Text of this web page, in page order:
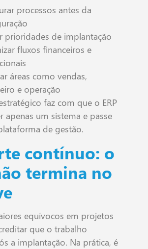
processos antes da
prioridades de implantação
fluxos financeiros e
áreas como vendas,
e operação
faz com que o ERP
apenas um sistema e passe
de gestão.
contínuo: o
termina no
equívocos em projetos
que o trabalho
a implantação. Na prática, é